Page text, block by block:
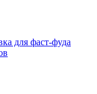
для фаст-фуда